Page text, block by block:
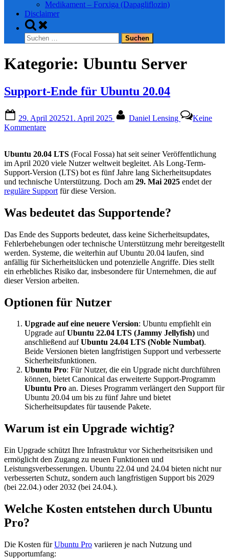
Medikament – Forxiga (Dapagliflozin)
Disclaimer
Toggle
search
form
Suchen
nach:
Kategorie: Ubuntu Server
Support-Ende für Ubuntu 20.04
on
29. April 202521. April 2025 Daniel Lensing
Keine
Kommentarezu
für
Ubuntu
20.04
Ubuntu 20.04 LTS (Focal Fossa) hat seit seiner Veröffentlichung
im April 2020 viele Nutzer weltweit begleitet. Als Long-Term-
Support-Version (LTS) bot es fünf Jahre lang Sicherheitsupdates
und technische Unterstützung. Doch am 29. Mai 2025 endet der
reguläre Support für diese Version.
Was bedeutet das Supportende?
Das Ende des Supports bedeutet, dass keine Sicherheitsupdates,
Fehlerbehebungen oder technische Unterstützung mehr bereitgestellt
werden. Systeme, die weiterhin auf Ubuntu 20.04 laufen, sind
anfällig für Sicherheitslücken und potenzielle Angriffe. Dies stellt
ein erhebliches Risiko dar, insbesondere für Unternehmen, die auf
dieser Version arbeiten.
Optionen für Nutzer
Upgrade auf eine neuere Version: Ubuntu empfiehlt ein
Upgrade aufUbuntu 22.04 LTS (Jammy Jellyfish) und
anschließend aufUbuntu 24.04 LTS (Noble Numbat).
Beide Versionen bieten langfristigen Support und verbesserte
Sicherheitsfunktionen.
Ubuntu Pro: Für Nutzer, die ein Upgrade nicht durchführen
können, bietet Canonical das erweiterte Support-Programm
Ubuntu Pro an. Dieses Programm verlängert den Support für
Ubuntu 20.04 um bis zu fünf Jahre und bietet
Sicherheitsupdates für tausende Pakete.
Warum ist ein Upgrade wichtig?
Ein Upgrade schützt Ihre Infrastruktur vor Sicherheitsrisiken und
ermöglicht den Zugang zu neuen Funktionen und
Leistungsverbesserungen. Ubuntu 22.04 und 24.04 bieten nicht nur
verbesserten Schutz, sondern auch langfristigen Support bis 2029
(bei 22.04.) oder 2032 (bei 24.04.).
Welche Kosten entstehen durch Ubuntu
Pro?
Die Kosten fürUbuntu Pro variieren je nach Nutzung und
Supportumfang: